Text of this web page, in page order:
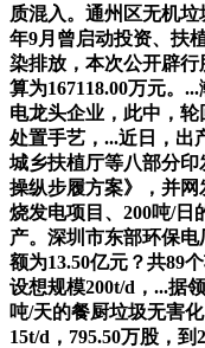
质混入。通州区无机
年9月曾启动投资、扶
染排放，本次公开辟
算为167118.00万元。
电龙头企业，此中，
处置手艺，...近日，出
城乡扶植厅等八部分
操纵步履方案》，并网
烧发电项目、200吨/日
产。深圳市东部环保
额为13.50亿元？共89
设想规模200t/d，...据
吨/天的餐厨垃圾无害
15t/d，795.50万股，